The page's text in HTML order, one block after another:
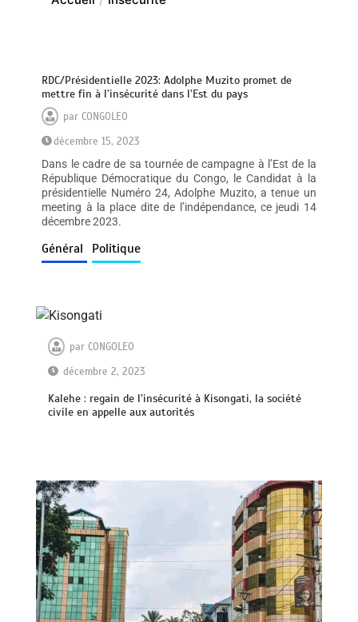
RDC/Présidentielle 2023: Adolphe Muzito promet de
mettre fin à l’insécurité dans l’Est du pays
parCONGOLEO
décembre 15, 2023
Dans le cadre de sa tournée de campagne à l’Est de la
République Démocratique du Congo, le Candidat à la
présidentielle Numéro 24, Adolphe Muzito, a tenue un
meeting à la place dite de l’indépendance, ce jeudi 14
décembre 2023.
Général Politique
parCONGOLEO
décembre 2, 2023
Kalehe : regain de l’insécurité à Kisongati, la société
civile en appelle aux autorités